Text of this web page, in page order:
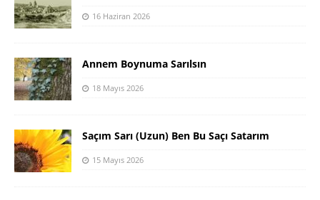
16 Haziran 2026
Annem Boynuma Sarılsın
18 Mayıs 2026
Saçım Sarı (Uzun) Ben Bu Saçı Satarım
15 Mayıs 2026